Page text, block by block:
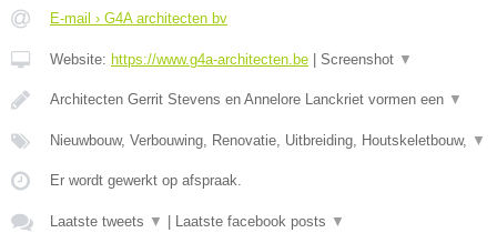
E-mail › G4A architecten bv
Website: https://www.g4a-architecten.be Screenshot ▼
Architecten Gerrit Stevens en Annelore Lanckriet vormen een ▼
Nieuwbouw, Verbouwing, Renovatie, Uitbreiding, Houtskeletbouw, ▼
Er wordt gewerkt op afspraak.
Laatste tweets ▼ Laatste facebook posts ▼